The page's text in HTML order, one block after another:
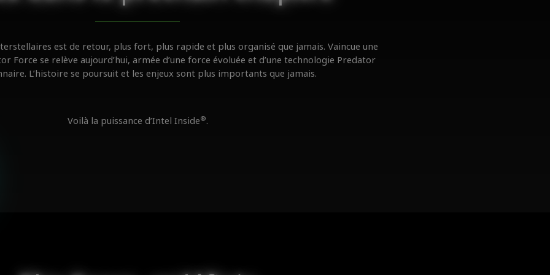
est de retour, plus fort, plus rapide et plus organisé que jamais. Vaincue une
Force se relève aujourd’hui, armée d’une force évoluée et d’une technologie Predator
L’histoire se poursuit et les enjeux sont plus importants que jamais.
Voilà la puissance d’Intel Inside®.